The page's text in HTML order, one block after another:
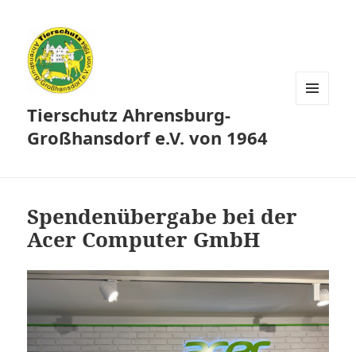
Tierschutz Ahrensburg-
Großhansdorf e.V. von 1964
Spendenübergabe bei der
Acer Computer GmbH